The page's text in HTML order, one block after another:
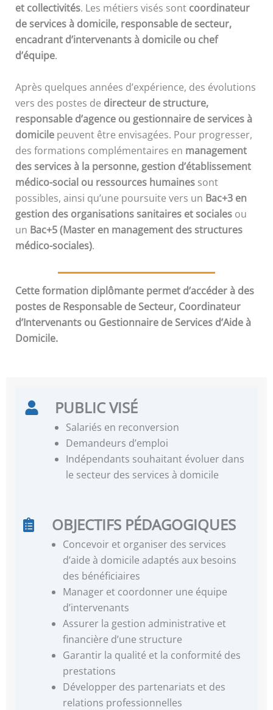
et collectivités. Les métiers visés sont coordinateur
de services à domicile, responsable de secteur,
encadrant d’intervenants à domicile ou chef
d’équipe.
Après quelques années d’expérience, des évolutions
vers des postes de directeur de structure,
responsable d’agence ou gestionnaire de services à
domicile peuvent être envisagées. Pour progresser,
des formations complémentaires en management
des services à la personne, gestion d’établissement
médico-social ou ressources humaines sont
possibles, ainsi qu’une poursuite vers un Bac+3 en
gestion des organisations sanitaires et sociales ou
un Bac+5 (Master en management des structures
médico-sociales).
Cette formation diplômante permet d’accéder à des
postes de Responsable de Secteur, Coordinateur
d’Intervenants ou Gestionnaire de Services d’Aide à
Domicile.
PUBLIC VISÉ
Salariés en reconversion
Demandeurs d’emploi
Indépendants souhaitant évoluer dans
le secteur des services à domicile
OBJECTIFS PÉDAGOGIQUES
Concevoir et organiser des services
d’aide à domicile adaptés aux besoins
des bénéficiaires
Manager et coordonner une équipe
d’intervenants
Assurer la gestion administrative et
financière d’une structure
Garantir la qualité et la conformité des
prestations
Développer des partenariats et des
relations professionnelles